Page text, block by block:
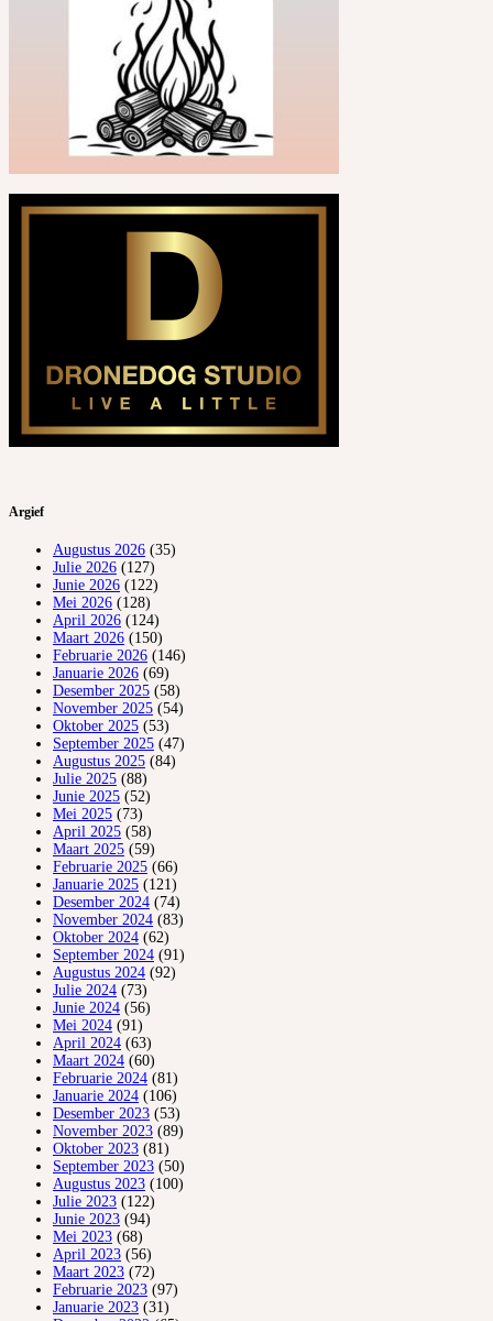
Argief
Augustus 2026 (35)
Julie 2026 (127)
Junie 2026 (122)
Mei 2026 (128)
April 2026 (124)
Maart 2026 (150)
Februarie 2026 (146)
Januarie 2026 (69)
Desember 2025 (58)
November 2025 (54)
Oktober 2025 (53)
September 2025 (47)
Augustus 2025 (84)
Julie 2025 (88)
Junie 2025 (52)
Mei 2025 (73)
April 2025 (58)
Maart 2025 (59)
Februarie 2025 (66)
Januarie 2025 (121)
Desember 2024 (74)
November 2024 (83)
Oktober 2024 (62)
September 2024 (91)
Augustus 2024 (92)
Julie 2024 (73)
Junie 2024 (56)
Mei 2024 (91)
April 2024 (63)
Maart 2024 (60)
Februarie 2024 (81)
Januarie 2024 (106)
Desember 2023 (53)
November 2023 (89)
Oktober 2023 (81)
September 2023 (50)
Augustus 2023 (100)
Julie 2023 (122)
Junie 2023 (94)
Mei 2023 (68)
April 2023 (56)
Maart 2023 (72)
Februarie 2023 (97)
Januarie 2023 (31)